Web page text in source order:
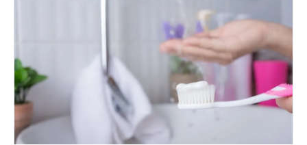
terapii, takich jak chemioterapia. Decyzje podejmowane w
kontekście onkologii w Warszawie często uwzględniają
możliwości podejścia do leczenia, które są bardziej precyzyjne
i zindywidualizowane. Dzięki temu leczenie onkologiczne w
Warszawie staje się bardziej skuteczne, a zarazem mniej
obciążające dla pacjentów. Rozwój wiedzy oraz innowacyjne
podejścia są kluczowe w walce z nowotworami, co pomaga
osiągać lepsze wyniki terapeutyczne przy mniejszych
skutkach ubocznych.